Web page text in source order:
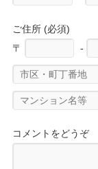
ご住所 (必須)
〒
-
コメントをどうぞ